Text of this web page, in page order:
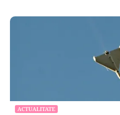
ACTUALITATE